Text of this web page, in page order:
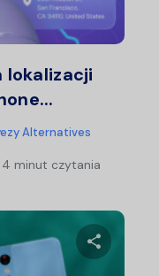
lokalizacji
Alternatives
4 minut czytania